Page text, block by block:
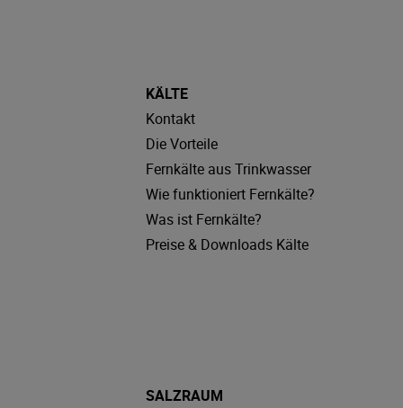
KÄLTE
Kontakt
Die Vorteile
Fernkälte aus Trinkwasser
Wie funktioniert Fernkälte?
Was ist Fernkälte?
Preise & Downloads Kälte
SALZRAUM